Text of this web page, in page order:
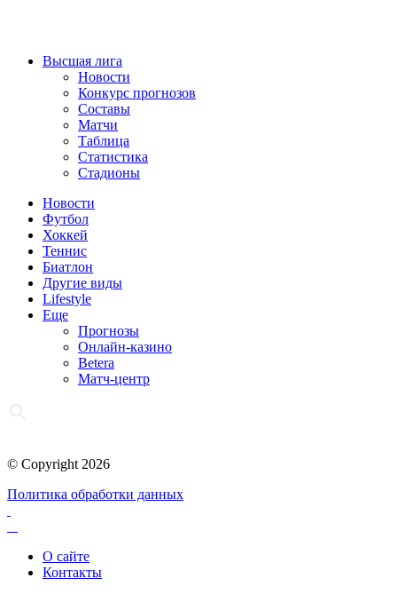
Высшая лига
Новости
Конкурс прогнозов
Составы
Матчи
Таблица
Статистика
Стадионы
Новости
Футбол
Хоккей
Теннис
Биатлон
Другие виды
Lifestyle
Еще
Прогнозы
Онлайн-казино
Betera
Матч-центр
© Copyright 2026
Политика обработки данных
О сайте
Контакты